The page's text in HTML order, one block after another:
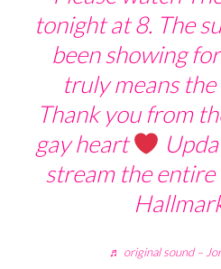
tonight at 8. The
been showing
truly means
Thank you from
gay heart
stream the
♬ original sound –